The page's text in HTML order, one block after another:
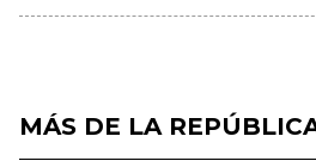
MÁS DE LA